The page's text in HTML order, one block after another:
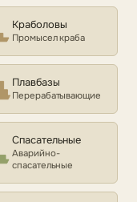
Краболовы
Промысел краба
Плавбазы
Перерабатывающие
Спасательные
Аварийно-
спасательные